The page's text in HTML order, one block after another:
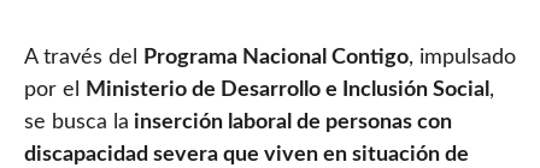
A través del Programa Nacional Contigo, impulsado
por el
Ministerio de Desarrollo e Inclusión Social ,
se busca la inserción laboral de personas con
discapacidad severa que viven en situación de